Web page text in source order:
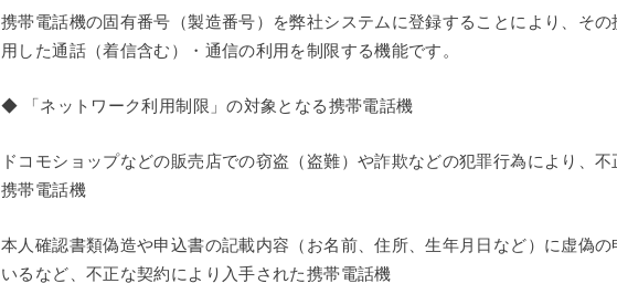
携帯電話機の固有番号（製造番号）を弊社システムに登録することにより、そ
用した通話（着信含む）・通信の利用を制限する機能です。
◆ 「ネットワーク利用制限」の対象となる携帯電話機
ドコモショップなどの販売店での窃盗（盗難）や詐欺などの犯罪行為により、
携帯電話機
本人確認書類偽造や申込書の記載内容（お名前、住所、生年月日など）に虚偽の
いるなど、不正な契約により入手された携帯電話機